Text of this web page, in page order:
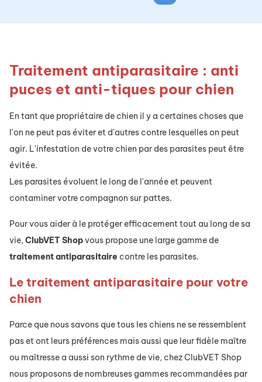
Traitement antiparasitaire : anti
puces et anti-tiques pour chien
En tant que propriétaire de chien il y a certaines choses que
l'on ne peut pas éviter et d'autres contre lesquelles on peut
agir. L'infestation de votre chien par des parasites peut être
évitée.
Les parasites évoluent le long de l'année et peuvent
contaminer votre compagnon sur pattes.
Pour vous aider à le protéger efficacement tout au long de sa
vie, ClubVET Shopvous propose une large gamme de
traitementantiparasitaire contre les parasites.
Le traitement antiparasitaire pour votre
chien
Parce que nous savons que tous les chiens ne se ressemblent
pas et ont leurs préférences mais aussi que leur fidèle maître
ou maîtresse a aussi son rythme de vie, chez ClubVET Shop
nous proposons de nombreuses gammes recommandées par